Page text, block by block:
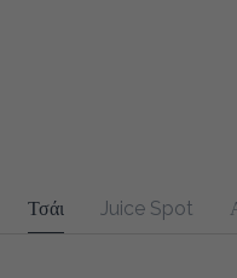
Τσάι Juice Spot